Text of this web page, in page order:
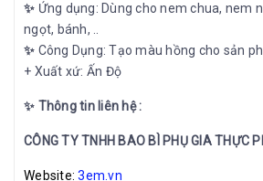
✨ Ứng dụng: Dùng cho nem chua, nem
ngọt, bánh, ..
✨ Công Dụng: Tạo màu hồng cho sản
+ Xuất xứ: Ấn Độ
✨ Thông tin liên hệ :
CÔNG TY TNHH BAO BÌ PHỤ GIA THỰC
Website:3em.vn